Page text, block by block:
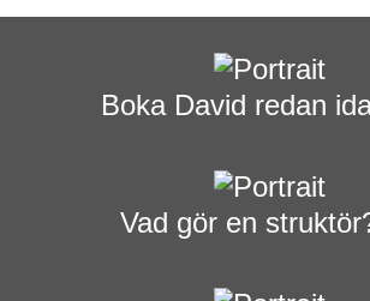
Boka David redan
Vad gör en